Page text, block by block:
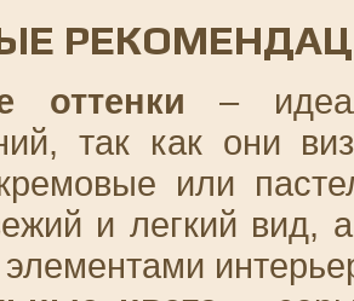
оттенки –
так как они
или
и легкий вид,